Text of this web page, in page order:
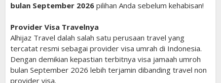
bulan September 2026 pilihan Anda sebelum kehabisan!
Provider Visa Travelnya
Alhijaz Travel dalah salah satu perusaan travel yang
tercatat resmi sebagai provider visa umrah di Indonesia.
Dengan demikian kepastian terbitnya visa jamaah umroh
bulan September 2026 lebih terjamin dibanding travel non
provider visa.